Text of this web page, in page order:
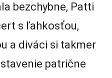
bezchybne, Patti
s ľahkosťou,
a diváci si takmer
patrične